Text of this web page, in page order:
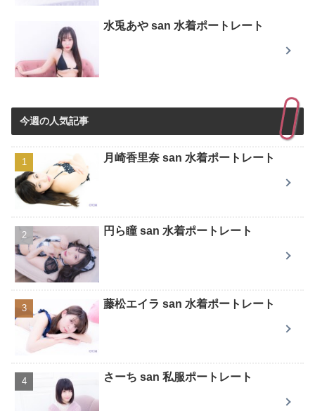
水兎あや san 水着ポートレート
今週の人気記事
月崎香里奈 san 水着ポートレート
円ら瞳 san 水着ポートレート
藤松エイラ san 水着ポートレート
さーち san 私服ポートレート